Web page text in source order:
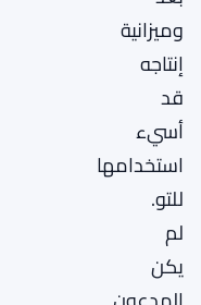
وميزانية
إنتاجه
قد
أسيء
استخدامها
للتو.
لم
يكن